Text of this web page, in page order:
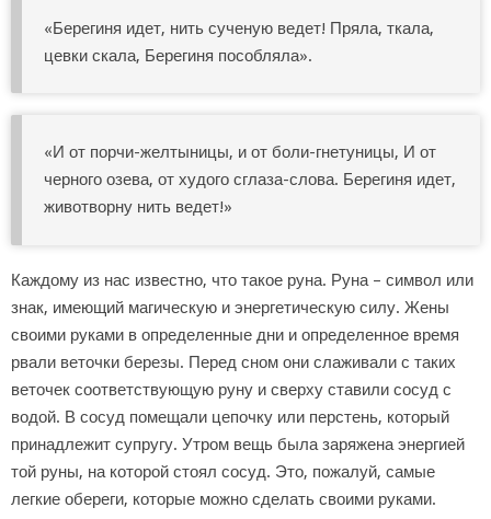
«Берегиня идет, нить сученую ведет! Пряла, ткала,
цевки скала, Берегиня пособляла».
«И от порчи-желтыницы, и от боли-гнетуницы, И от
черного озева, от худого сглаза-слова. Берегиня идет,
животворну нить ведет!»
Каждому из нас известно, что такое руна. Руна – символ или
знак, имеющий магическую и энергетическую силу. Жены
своими руками в определенные дни и определенное время
рвали веточки березы. Перед сном они слаживали с таких
веточек соответствующую руну и сверху ставили сосуд с
водой. В сосуд помещали цепочку или перстень, который
принадлежит супругу. Утром вещь была заряжена энергией
той руны, на которой стоял сосуд. Это, пожалуй, самые
легкие обереги, которые можно сделать своими руками.